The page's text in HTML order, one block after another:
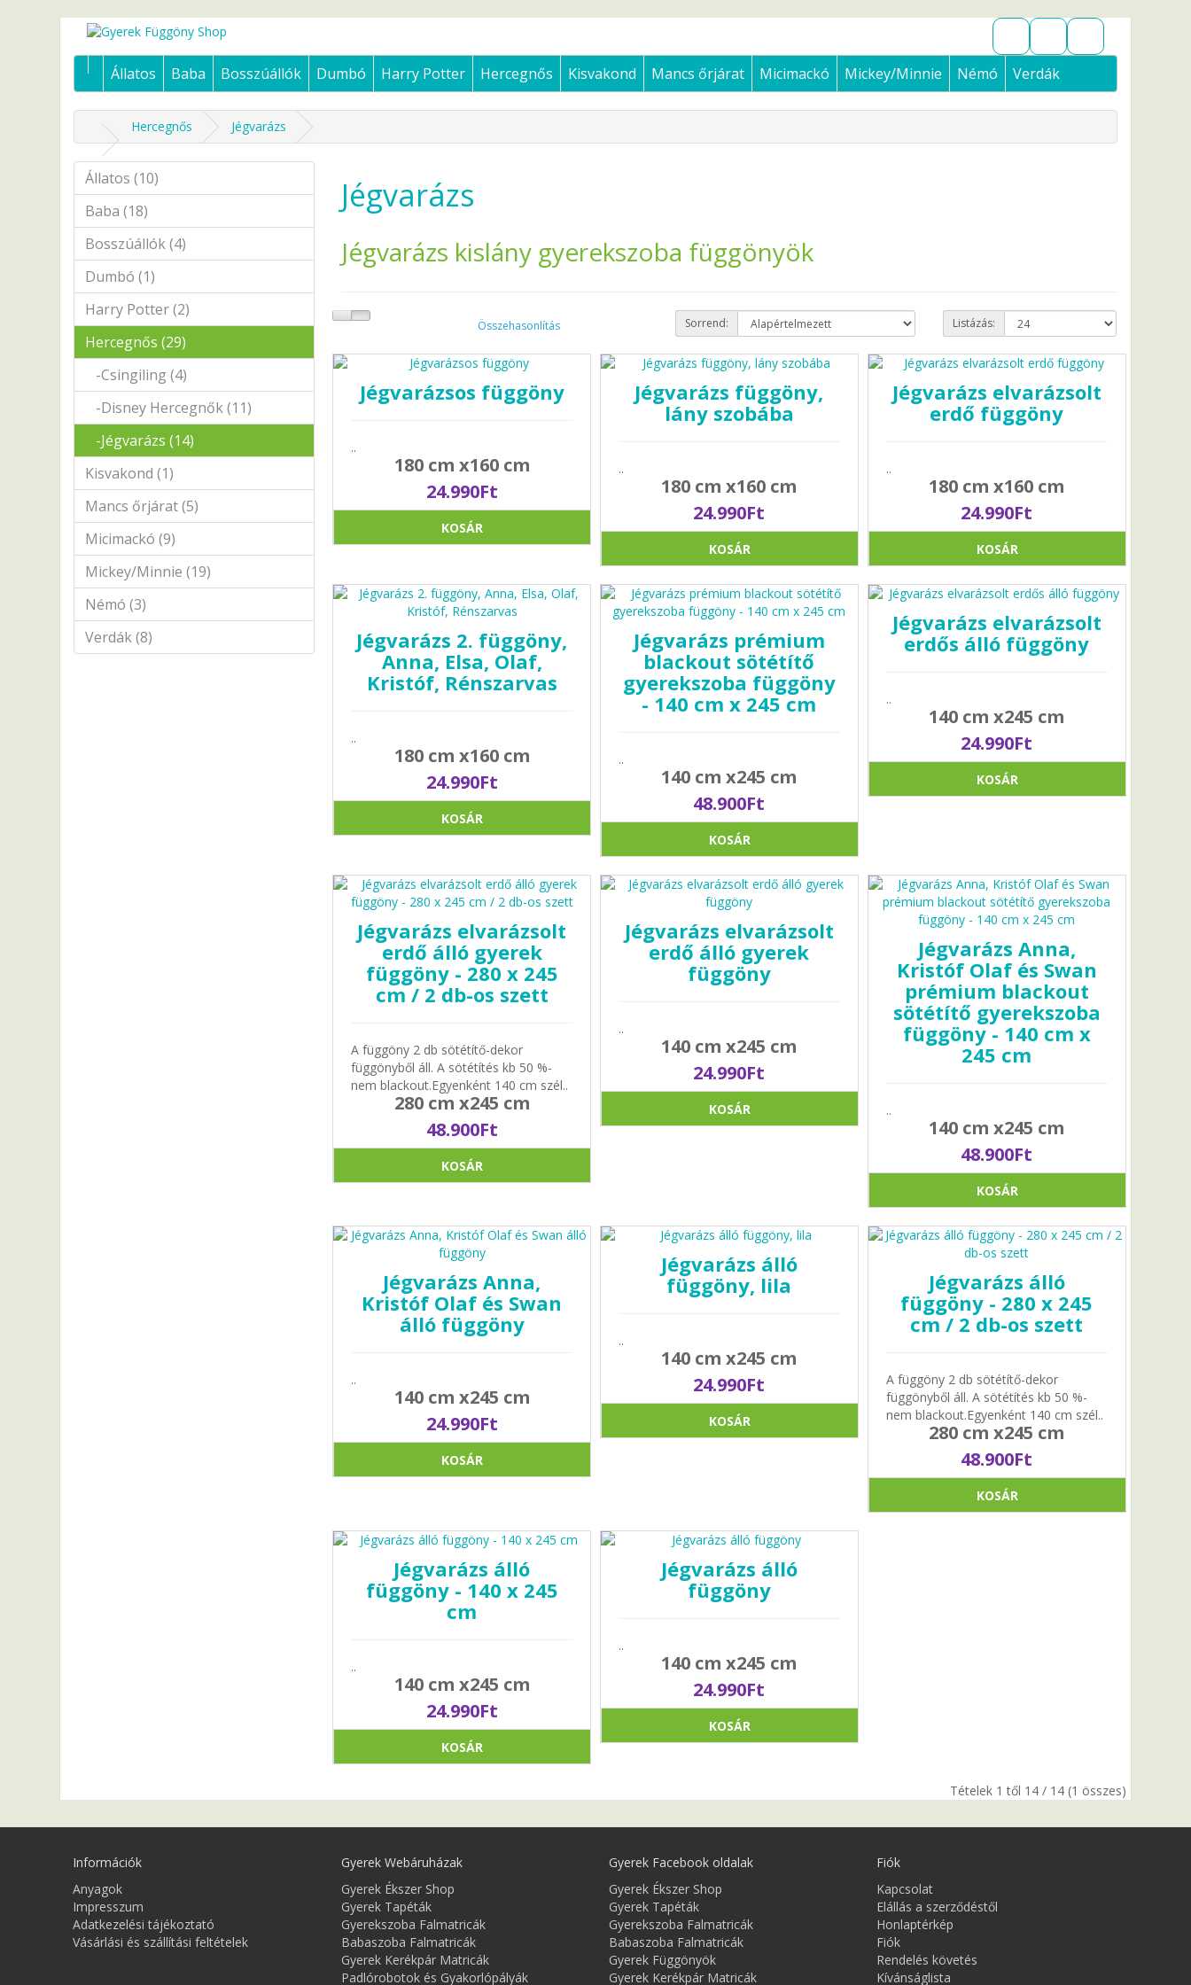
Állatos Baba Bosszúállók Dumbó Harry Potter Hercegnős Kisvakond Mancs őrjárat Micimackó Mickey/Minnie Némó Verdák
Hercegnős Jégvarázs
Állatos (10)
Baba (18)
Bosszúállók (4)
Dumbó (1)
Harry Potter (2)
Hercegnős (29)
-Csingiling (4)
-Disney Hercegnők (11)
-Jégvarázs (14)
Kisvakond (1)
Mancs őrjárat (5)
Micimackó (9)
Mickey/Minnie (19)
Némó (3)
Verdák (8)
Jégvarázs
Jégvarázs kislány gyerekszoba függönyök
Összehasonlítás Sorrend: Listázás:
Jégvarázsos függöny
..
180 cm x160 cm
24.990Ft
KOSÁR
Jégvarázs függöny,
lány szobába
..
180 cm x160 cm
24.990Ft
KOSÁR
Jégvarázs elvarázsolt
erdő függöny
..
180 cm x160 cm
24.990Ft
KOSÁR
Jégvarázs 2. függöny,
Anna, Elsa, Olaf,
Kristóf, Rénszarvas
..
180 cm x160 cm
24.990Ft
KOSÁR
Jégvarázs prémium
blackout sötétítő
gyerekszoba függöny
- 140 cm x 245 cm
..
140 cm x245 cm
48.900Ft
KOSÁR
Jégvarázs elvarázsolt
erdős álló függöny
..
140 cm x245 cm
24.990Ft
KOSÁR
Jégvarázs elvarázsolt
erdő álló gyerek
függöny - 280 x 245
cm / 2 db-os szett
A függöny 2 db sötétítő-dekor
függönyből áll. A sötétítés kb 50 %-
nem blackout.Egyenként 140 cm szél..
280 cm x245 cm
48.900Ft
KOSÁR
Jégvarázs elvarázsolt
erdő álló gyerek
függöny
..
140 cm x245 cm
24.990Ft
KOSÁR
Jégvarázs Anna,
Kristóf Olaf és Swan
prémium blackout
sötétítő gyerekszoba
függöny - 140 cm x
245 cm
..
140 cm x245 cm
48.900Ft
KOSÁR
Jégvarázs Anna,
Kristóf Olaf és Swan
álló függöny
..
140 cm x245 cm
24.990Ft
KOSÁR
Jégvarázs álló
függöny, lila
..
140 cm x245 cm
24.990Ft
KOSÁR
Jégvarázs álló
függöny - 280 x 245
cm / 2 db-os szett
A függöny 2 db sötétítő-dekor
függönyből áll. A sötétítés kb 50 %-
nem blackout.Egyenként 140 cm szél..
280 cm x245 cm
48.900Ft
KOSÁR
Jégvarázs álló
függöny - 140 x 245
cm
..
140 cm x245 cm
24.990Ft
KOSÁR
Jégvarázs álló
függöny
..
140 cm x245 cm
24.990Ft
KOSÁR
Tételek 1 től 14 / 14 (1 összes)
Információk
Anyagok
Impresszum
Adatkezelési tájékoztató
Vásárlási és szállítási feltételek
Gyerek Webáruházak
Gyerek Ékszer Shop
Gyerek Tapéták
Gyerekszoba Falmatricák
Babaszoba Falmatricák
Gyerek Kerékpár Matricák
Padlórobotok és Gyakorlópályák
Gyerek Facebook oldalak
Gyerek Ékszer Shop
Gyerek Tapéták
Gyerekszoba Falmatricák
Babaszoba Falmatricák
Gyerek Függönyök
Gyerek Kerékpár Matricák
Fiók
Kapcsolat
Elállás a szerződéstől
Honlaptérkép
Fiók
Rendelés követés
Kívánságlista